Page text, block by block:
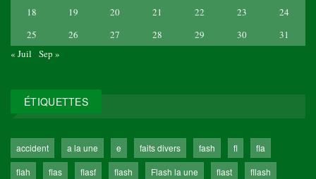
18
19 20 21 22 23
24
25
26 27 28 29 30
31
« Juil
Sep »
ÉTIQUETTES
accident a la une e faits divers fash fl
fla
flah
flas flasf flash Flash la une flast
fllash